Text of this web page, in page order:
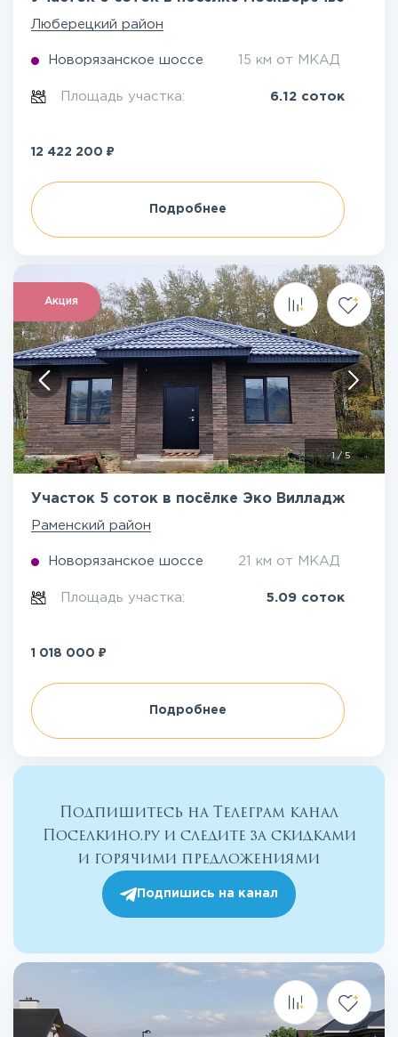
Люберецкий район
Новорязанское шоссе 15 км от МКАД
Площадь участка: 6.12 соток
12 422 200 ₽
Подробнее
Акция
1/5
Участок 5 соток в посёлке Эко Вилладж
Раменский район
Новорязанское шоссе 21 км от МКАД
Площадь участка: 5.09 соток
1 018 000 ₽
Подробнее
Подпишитесь на Телеграм канал
Поселкино.ру и следите за скидками
и горячими предложениями
Подпишись на канал